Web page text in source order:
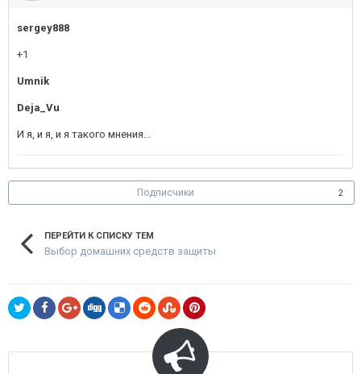
sergey888
+1
Umnik
Deja_Vu
И я, и я, и я такого мнения...
Подписчики 2
ПЕРЕЙТИ К СПИСКУ ТЕМ
Выбор домашних средств защиты